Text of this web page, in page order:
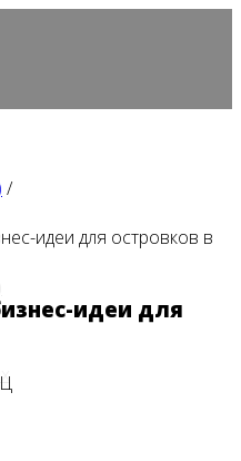
/
идеи для островков в
идеи для